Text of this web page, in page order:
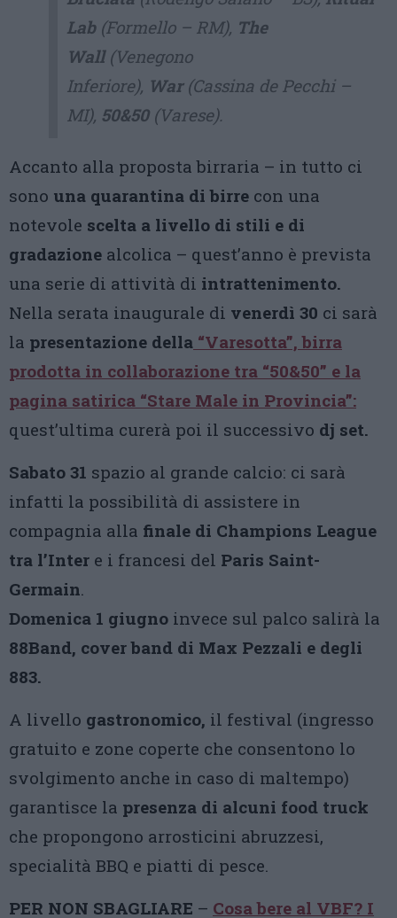
Lab(Formello – RM), The
Wall(Venegono
Inferiore), War(Cassina de Pecchi –
MI), 50&50(Varese).
Accanto alla proposta birraria – in tutto ci
sono una quarantina di birre con una
notevole scelta a livello di stili e di
gradazione alcolica – quest’anno è prevista
una serie di attività di intrattenimento.
Nella serata inaugurale di venerdì 30 ci sarà
la presentazione della “Varesotta”, birra
prodotta in collaborazione tra “50&50” e la
pagina satirica “Stare Male in Provincia”:
quest’ultima curerà poi il successivo dj set.
Sabato 31 spazio al grande calcio: ci sarà
infatti la possibilità di assistere in
compagnia alla finale di Champions League
tra l’Inter e i francesi del Paris Saint-
Germain.
Domenica 1 giugno invece sul palco salirà la
88Band, cover band di Max Pezzali e degli
883.
A livello gastronomico, il festival (ingresso
gratuito e zone coperte che consentono lo
svolgimento anche in caso di maltempo)
garantisce la presenza di alcuni food truck
che propongono arrosticini abruzzesi,
specialità BBQ e piatti di pesce.
PER NON SBAGLIARE – Cosa bere al VBF? I